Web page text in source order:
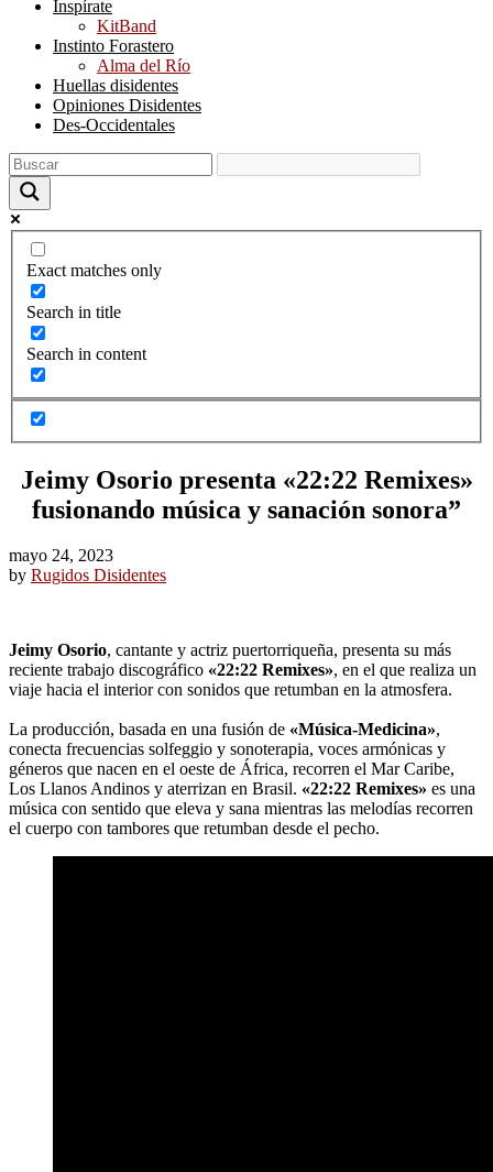
Inspírate
KitBand
Instinto Forastero
Alma del Río
Huellas disidentes
Opiniones Disidentes
Des-Occidentales
Exact matches only
Search in title
Search in content
Jeimy Osorio presenta «22:22 Remixes»
fusionando música y sanación sonora”
mayo 24, 2023
by Rugidos Disidentes
Jeimy Osorio, cantante y actriz puertorriqueña, presenta su más
reciente trabajo discográfico «22:22 Remixes», en el que realiza un
viaje hacia el interior con sonidos que retumban en la atmosfera.
La producción, basada en una fusión de «Música-Medicina»,
conecta frecuencias solfeggio y sonoterapia, voces armónicas y
géneros que nacen en el oeste de África, recorren el Mar Caribe,
Los Llanos Andinos y aterrizan en Brasil. «22:22 Remixes» es una
música con sentido que eleva y sana mientras las melodías recorren
el cuerpo con tambores que retumban desde el pecho.